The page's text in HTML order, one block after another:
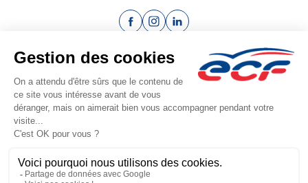
Facebook (nouvelle fenêtre)
Instagram (nouvelle fenêtre)
LinkedIn (nouvelle fenêtre)
Raison sociale : CENTRE EDUCATION SECURITE ROUTIERE 69 - Capital social:
SIREN: 312272818 - Numéro de TVA intracommunautaire: FR 32 312272818
Agrément n°E0206909660
Siège social : 55, Bd des Droits de l'Homme , VAULX EN VELIN (69120) -